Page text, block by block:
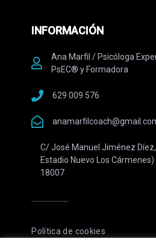
INFORMACIÓN
Ana Marfil / Psicóloga
PsEC® y Formadora
629 009 576
C/ José Manuel Jiménez
Estadio Nuevo Los Cármenes)
18007
Política de cookies